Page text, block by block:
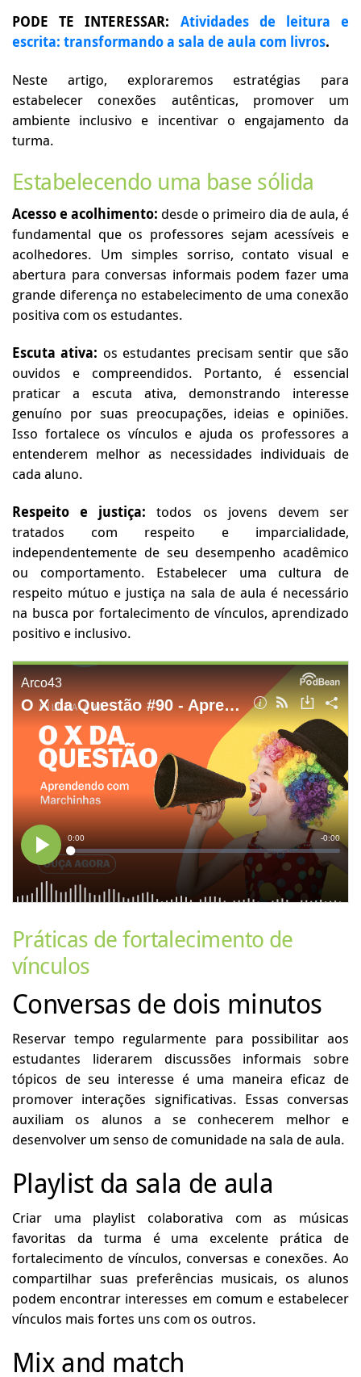
PODE TE INTERESSAR: Atividades de leitura e
escrita: transformando a sala de aula com livros.
Neste artigo, exploraremos estratégias para
estabelecer conexões autênticas, promover um
ambiente inclusivo e incentivar o engajamento da
turma.
Estabelecendo uma base sólida
Acesso e acolhimento: desde o primeiro dia de aula, é
fundamental que os professores sejam acessíveis e
acolhedores. Um simples sorriso, contato visual e
abertura para conversas informais podem fazer uma
grande diferença no estabelecimento de uma conexão
positiva com os estudantes.
Escuta ativa: os estudantes precisam sentir que são
ouvidos e compreendidos. Portanto, é essencial
praticar a escuta ativa, demonstrando interesse
genuíno por suas preocupações, ideias e opiniões.
Isso fortalece os vínculos e ajuda os professores a
entenderem melhor as necessidades individuais de
cada aluno.
Respeito e justiça: todos os jovens devem ser
tratados com respeito e imparcialidade,
independentemente de seu desempenho acadêmico
ou comportamento. Estabelecer uma cultura de
respeito mútuo e justiça na sala de aula é necessário
na busca por fortalecimento de vínculos, aprendizado
positivo e inclusivo.
Práticas de fortalecimento de
vínculos
Conversas de dois minutos
Reservar tempo regularmente para possibilitar aos
estudantes liderarem discussões informais sobre
tópicos de seu interesse é uma maneira eficaz de
promover interações significativas. Essas conversas
auxiliam os alunos a se conhecerem melhor e
desenvolver um senso de comunidade na sala de aula.
Playlist da sala de aula
Criar uma playlist colaborativa com as músicas
favoritas da turma é uma excelente prática de
fortalecimento de vínculos, conversas e conexões. Ao
compartilhar suas preferências musicais, os alunos
podem encontrar interesses em comum e estabelecer
vínculos mais fortes uns com os outros.
Mix and match